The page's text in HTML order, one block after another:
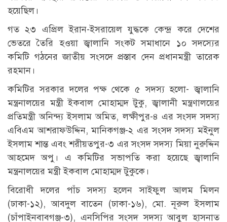
হয়েছিল।
গত ২৩ এপ্রিল ইরান-ইসরায়েল যুদ্ধকে কেন্দ্র করে দেশের
ভেতরে তৈরি হওয়া জ্বালানি সংকট সমাধানে ১০ সদস্যের
কমিটি গঠনের জাতীয় সংসদে প্রস্তাব দেন প্রধানমন্ত্রী তারেক
রহমান।
কমিটির সরকার দলের পক্ষ থেকে ৫ সদস্য হলো- জ্বালানি
মন্ত্রনালয়ের মন্ত্রী ইকবাল মোহাম্মদ টুকু, জ্বালানী মন্ত্রণালয়ের
প্রতিমন্ত্রী অনিন্দ্য ইসলাম অমিত, লক্ষীপুর-৪ এর সংসদ সদস্য
এবিএম আশরাফউদ্দিন, মানিকগঞ্জ-২ এর সংসদ সদস্য মইনুল
ইসলাম শান্ত এবং শরীয়তপুর-৩ এর সংসদ সদস্য মিয়া নুরুদ্দিন
আহমেদ অপু। এ কমিটির সভাপতি করা হয়েছে জ্বালানি
মন্ত্রনালয়ের মন্ত্রী ইকবাল মোহাম্মদ টুকুকে।
বিরোধী দলের পাঁচ সদস্য হলেন সাইফুল আলম মিলন
(ঢাকা-১২), আবদুল বাতেন (ঢাকা-১৬), মো. নূরুল ইসলাম
(চাঁপাইনবাবগঞ্জ-৩), এনসিপির সংসদ সদস্য আবুল হাসনাত